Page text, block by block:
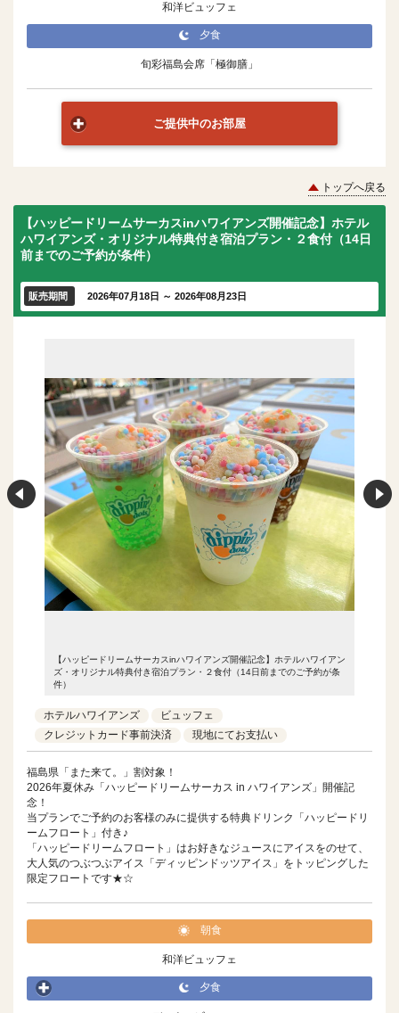
和洋ビュッフェ
夕食
旬彩福島会席「極御膳」
ご提供中のお部屋
トップへ戻る
【ハッピードリームサーカスinハワイアンズ開催記念】ホテル
ハワイアンズ・オリジナル特典付き宿泊プラン・２食付（14日
前までのご予約が条件）
販売期間 2026年07月18日 ～ 2026年08月23日
【ハッピードリームサーカスinハワイアンズ開催記念】ホテルハワイアン
ズ・オリジナル特典付き宿泊プラン・２食付（14日前までのご予約が条
件）
ホテルハワイアンズ
ビュッフェ
クレジットカード事前決済
現地にてお支払い
福島県「また来て。」割対象！
2026年夏休み「ハッピードリームサーカス in ハワイアンズ」開催記
念！
当プランでご予約のお客様のみに提供する特典ドリンク「ハッピードリ
ームフロート」付き♪
「ハッピードリームフロート」はお好きなジュースにアイスをのせて、
大人気のつぶつぶアイス「ディッピンドッツアイス」をトッピングした
限定フロートです★☆
朝食
和洋ビュッフェ
夕食